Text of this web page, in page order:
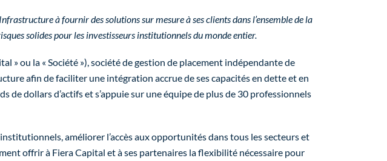
à fournir des solutions sur mesure à ses clients dans l’ensemble de la
solides pour les investisseurs institutionnels du monde entier.
» ou la « Société »), société de gestion de placement indépendante de
afin de faciliter une intégration accrue de ses capacités en dette et en
dollars d’actifs et s’appuie sur une équipe de plus de 30 professionnels
améliorer l’accès aux opportunités dans tous les secteurs et
offrir à Fiera Capital et à ses partenaires la flexibilité nécessaire pour